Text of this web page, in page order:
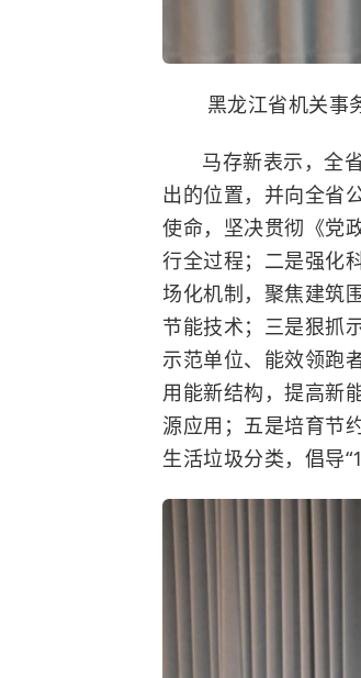
黑龙江省机关事
马存新表示，全
出的位置，并向全省
使命，坚决贯彻《党
行全过程；二是强化
场化机制，聚焦建筑
节能技术；三是狠抓
示范单位、能效领跑
用能新结构，提高新
源应用；五是培育节
生活垃圾分类，倡导